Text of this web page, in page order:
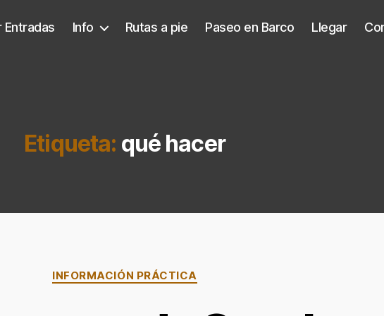
Entradas Info Rutas a pie Paseo en Barco Llegar
Etiqueta: qué hacer
Categorías
INFORMACIÓN PRÁCTICA